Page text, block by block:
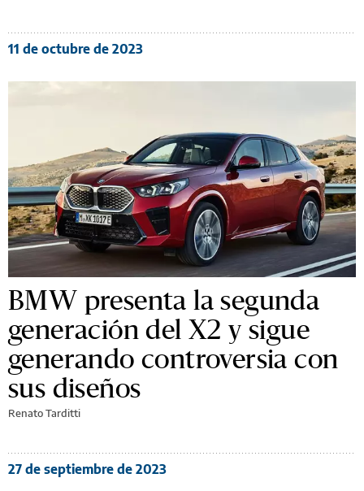
11 de octubre de 2023
BMW presenta la segunda
generación del X2 y sigue
generando controversia con
sus diseños
Renato Tarditti
27 de septiembre de 2023